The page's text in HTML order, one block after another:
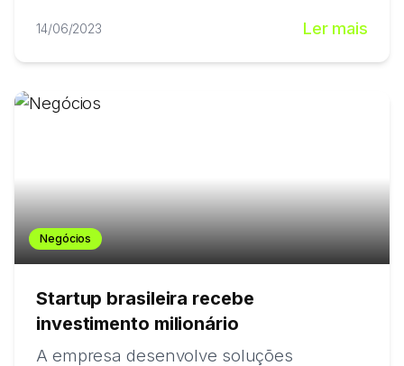
14/06/2023 Ler mais
Negócios
Startup brasileira recebe
investimento milionário
A empresa desenvolve soluções